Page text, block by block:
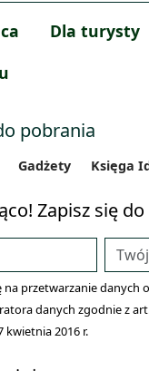
Dla turysty
pobrania
Gadżety Księga
Zapisz się
na przetwarzanie danych
danych zgodnie z
kwietnia 2016 r.